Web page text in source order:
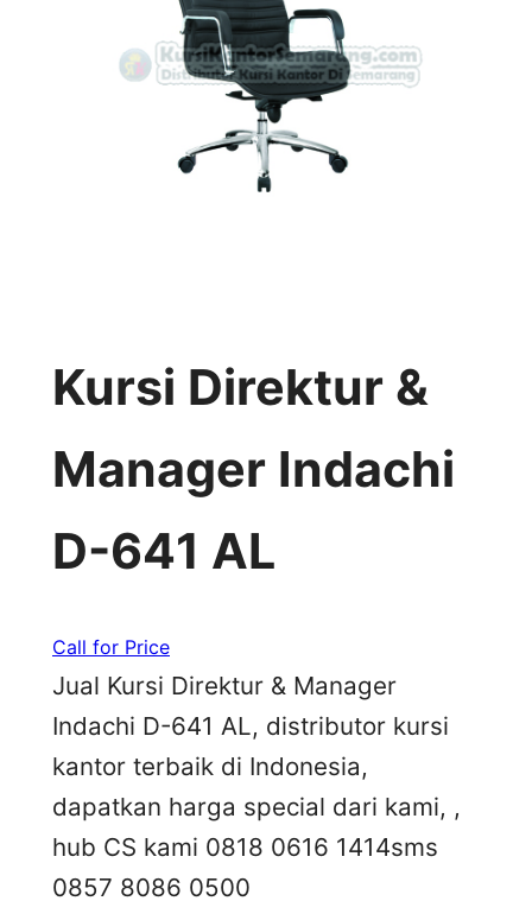
Kursi Direktur &
Manager Indachi
D-641 AL
Call for Price
Jual Kursi Direktur & Manager
Indachi D-641 AL, distributor kursi
kantor terbaik di Indonesia,
dapatkan harga special dari kami, ,
hub CS kami 0818 0616 1414sms
0857 8086 0500